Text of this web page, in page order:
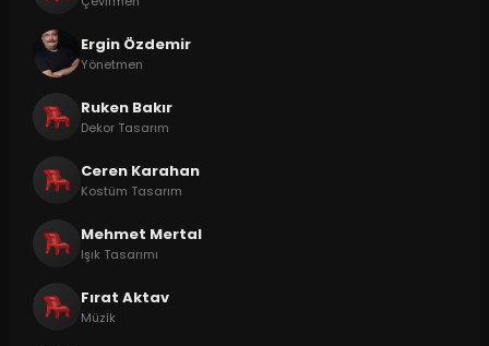
Ergin Özdemir
Yönetmen
Ruken Bakır
Dekor Tasarım
Ceren Karahan
Kostüm Tasarım
Mehmet Mertal
Işık Tasarımı
Fırat Aktav
Müzik